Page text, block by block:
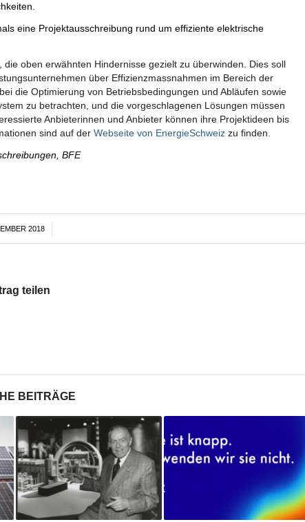
eine Projektausschreibung rund um effiziente elektrische
oben erwähnten Hindernisse gezielt zu überwinden. Dies soll
über Effizienzmassnahmen im Bereich der
die Optimierung von Betriebsbedingungen und Abläufen sowie
zu betrachten, und die vorgeschlagenen Lösungen müssen
Anbieterinnen und Anbieter können ihre Projektideen bis
sind auf der Webseite von EnergieSchweiz zu finden.
BFE
2018
/
teilen
BEITRÄGE